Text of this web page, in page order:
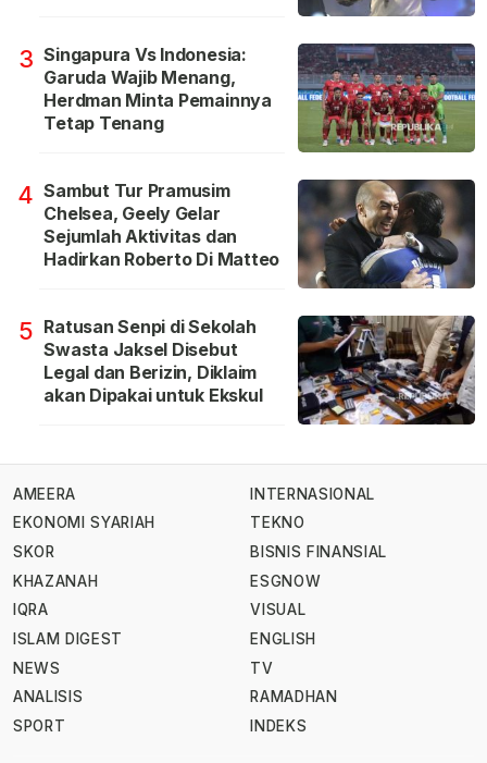
3 Singapura Vs Indonesia:
Garuda Wajib Menang,
Herdman Minta Pemainnya
Tetap Tenang
4 Sambut Tur Pramusim
Chelsea, Geely Gelar
Sejumlah Aktivitas dan
Hadirkan Roberto Di Matteo
5 Ratusan Senpi di Sekolah
Swasta Jaksel Disebut
Legal dan Berizin, Diklaim
akan Dipakai untuk Ekskul
AMEERA
EKONOMI SYARIAH
SKOR
KHAZANAH
IQRA
ISLAM DIGEST
NEWS
ANALISIS
SPORT
INTERNASIONAL
TEKNO
BISNIS FINANSIAL
ESGNOW
VISUAL
ENGLISH
TV
RAMADHAN
INDEKS